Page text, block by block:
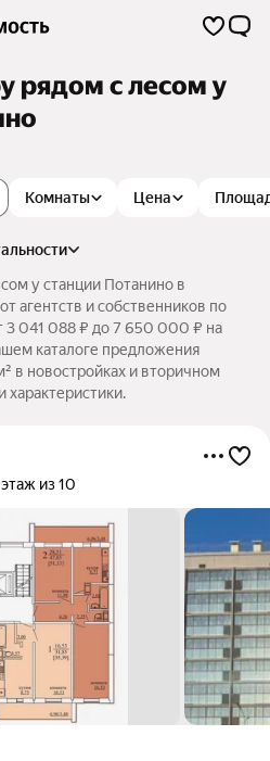
рядом с лесом у
Комнаты Цена
у станции Потанино в
агентств и собственников по
3 041 088 ₽ до 7 650 000 ₽ на
каталоге предложения
в новостройках и вторичном
этаж из 10